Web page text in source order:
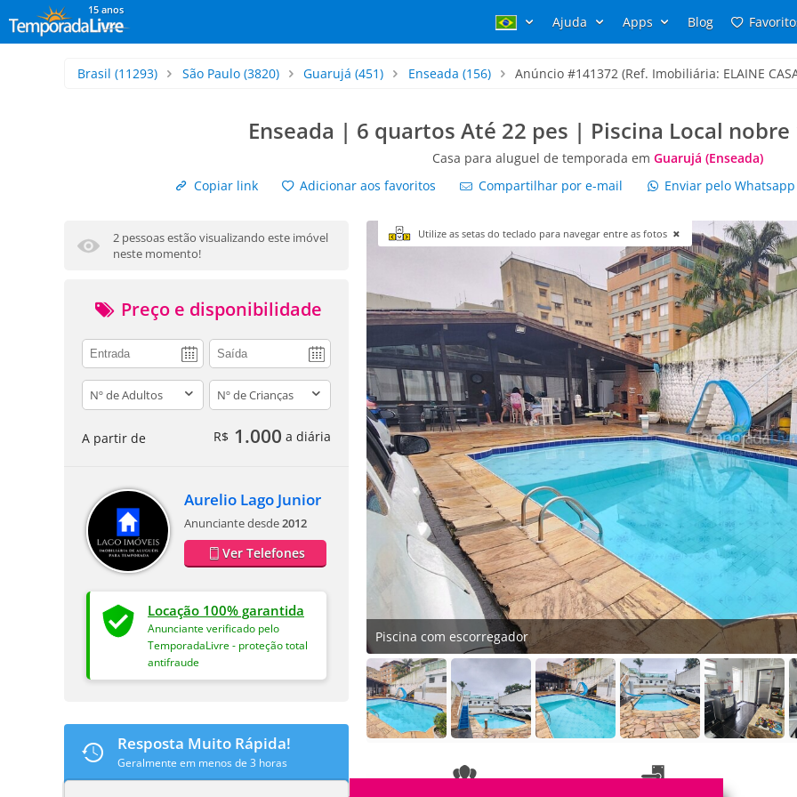
15 anos
Ajuda Apps Blog
Brasil (11293) São Paulo(3820) Guarujá (451) Enseada (156) Anúncio #141372 (Ref. Imobiliária: ELAINE
Enseada | 6 quartos Até 22 pes | Piscina Local
Casa para aluguel de temporada em Guarujá (Enseada)
Copiar link
Adicionar aos favoritos Compartilhar por e-mail Enviar pelo
2 pessoas estão visualizando este imóvel
neste momento!
Preço e disponibilidade
adults children
A partir de R$ 1.000 a diária
Aurelio Lago Junior
Anunciante desde2012
Ver Telefones
Locação 100% garantida
Anunciante verificado pelo
TemporadaLivre - proteção total
antifraude
Resposta Muito Rápida!
Geralmente em menos de 3 horas
Utilize as setas do teclado para navegar entre as fotos
Piscina com escorregador